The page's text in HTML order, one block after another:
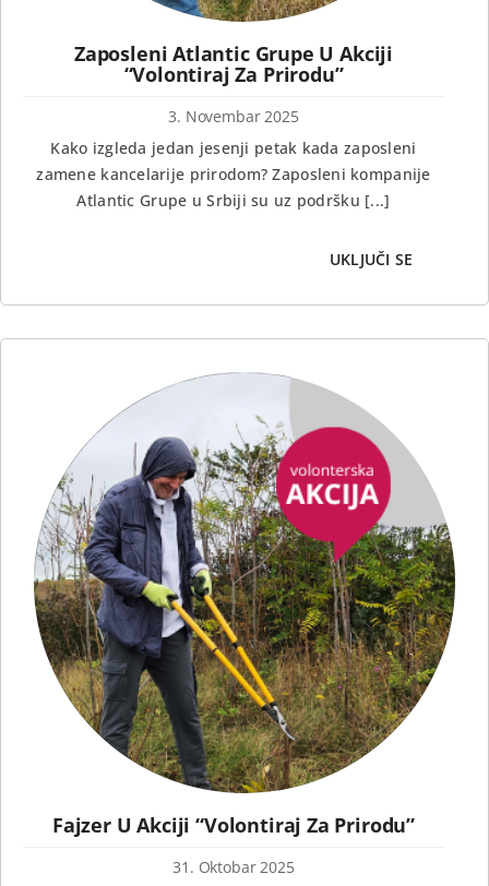
Zaposleni Atlantic Grupe U Akciji
“Volontiraj Za Prirodu”
3. Novembar 2025
Kako izgleda jedan jesenji petak kada zaposleni
zamene kancelarije prirodom? Zaposleni kompanije
Atlantic Grupe u Srbiji su uz podršku [...]
UKLJUČI SE
Fajzer U Akciji “Volontiraj Za Prirodu”
31. Oktobar 2025